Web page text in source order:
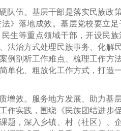
队伍。基层干部是落实民族政
》落地成效。基层党校要立
生等重点领域干部，开设民
法治方式处理民族事务、化解
例剖析工作难点、梳理工作方
单化、粗放化工作方式，打造
增效。服务地方发展、助力基
作实践，围绕《民族团结进步
题，深入乡镇、村（社区）、